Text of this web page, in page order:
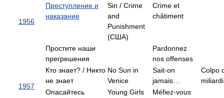
1956
Преступление и
наказание
Sin / Crime
and
Punishment
(США)
Crime et
châtiment
Простите наши
прегрешения
Pardonnez
nos offenses
1957
Кто знает? / Никто
не знает
No Sun in
Venice
Sait-on
jamais…
Colpo
Опасайтесь
Young Girls
Méfiez-vous